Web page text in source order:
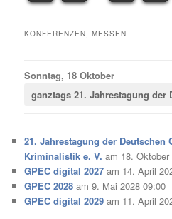
KONFERENZEN, MESSEN
Sonntag, 18 Oktober
ganztags21. Jahrestagung der
21. Jahrestagung der Deutschen
Kriminalistik e. V. am 18. Oktober
GPEC digital 2027 am 14. April
GPEC 2028 am 9. Mai 2028 09:00
GPEC digital 2029 am 11. April